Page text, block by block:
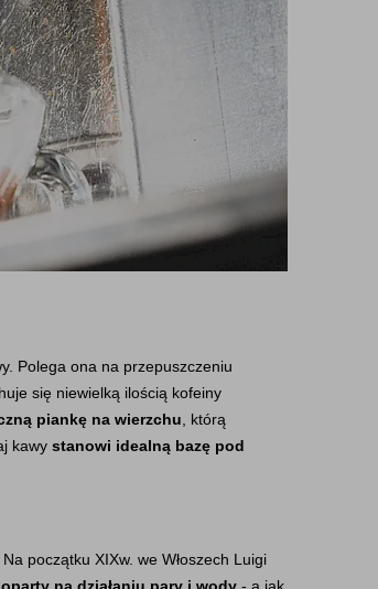
Polega ona na przepuszczeniu
się niewielką ilością kofeiny
piankę na wierzchu , którą
kawy stanowi idealną bazę pod
początku XIXw. we Włoszech Luigi
na działaniu pary i wody - a jak